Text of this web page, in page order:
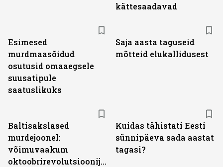
kättesaadavad
Esimesed
murdmaasõidud
osutusid omaaegsele
suusatipule
saatuslikuks
Saja aasta taguseid
mõtteid elukallidusest
Baltisakslased
murdejoonel:
võimuvaakum
oktoobrirevolutsioonijärgses
Kuidas tähistati Eesti
sünnipäeva sada aastat
tagasi?